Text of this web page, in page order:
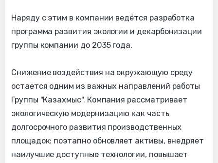
Наряду с этим в компании ведётся разработка
программа развития экологии и декарбонизации
группы компании до 2035 года.
Снижение воздействия на окружающую среду
остается одним из важных направлений работы
Группы "Казахмыс". Компания рассматривает
экологическую модернизацию как часть
долгосрочного развития производственных
площадок: поэтапно обновляет активы, внедряет
наилучшие доступные технологии, повышает